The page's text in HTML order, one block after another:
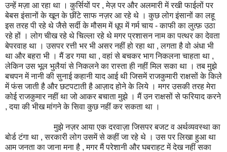
उन्हें मज़ा आ रहा था । कुर्सियों पर , मेज़ पर और अलमारी में रखी फाईलों पर
बेबस इंसानों के खून के छींटे साफ नज़र आ रहे थे । कुछ लोग इंसानों का लहू
इस तरह पी रहे थे जैसे सर्दी के मौसम में धूप में गर्म चाय - काफी का लुत्फ़ उठा
रहे हों । लोग चीख रहे थे चिल्ला रहे थे मगर प्रशासन नाम का पत्थर का देवता
बेपरवाह था । उसपर रत्ती भर भी असर नहीं हो रहा था , लगता है वो अंधा भी
था और बहरा भी । मैं डर गया था , वहां से बचकर भाग निकलना चाहता था ,
लेकिन उस भूल भुलैयां से निकलने का रास्ता ही नहीं मिल सका था । तब मुझे
बचपन में नानी की सुनाई कहानी याद आई थी जिसमें राजकुमारी राक्षसों के किले
में फंस जाती है और छटपटाती है आज़ाद होने के लिये । मगर उसकी तरह मेरा
कोई राजकुमार नहीं था जो आकर बचाता मुझे । मैं उन राक्षसों से फरियाद करने
, दया की भीख मांगने के सिवा कुछ नहीं कर सकता था ।
मुझे नज़र आया एक दरवाज़ा जिसपर बजट व अर्थव्यवस्था का
बोर्ड टंगा था , सरकारी लोग उसमें से कहीं जा रहे थे । उस पर लिखा हुआ था
आम जनता का जाना मना है , मगर मैं परेशानी और घबराहट में देख नहीं सका